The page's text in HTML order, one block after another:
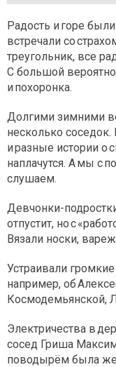
Радость и горе
встречали со
треугольник, все
С большой
и похоронка.
Долгими зимними
несколько
и разные истории о
наплачутся. А мы с
слушаем.
Девчонки-
отпустит, но с
Вязали носки,
Устраивали
например, об
Космодемьянской,
Электричества в
сосед Гриша
поводырём была